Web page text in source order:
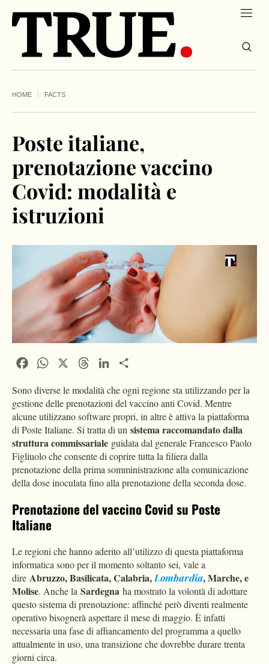
HOME FACTS
Poste italiane,
prenotazione vaccino
Covid: modalità e
istruzioni
FacebookWhatsApp ThreadsLinkedIn
Sono diverse le modalità che ogni regione sta utilizzando per la
gestione delle prenotazioni del vaccino anti Covid. Mentre
alcune utilizzano software propri, in altre è attiva la piattaforma
di Poste Italiane. Si tratta di un sistema raccomandato dalla
struttura commissariale guidata dal generale Francesco Paolo
Figliuolo che consente di coprire tutta la filiera dalla
prenotazione della prima somministrazione alla comunicazione
della dose inoculata fino alla prenotazione della seconda dose.
Prenotazione del vaccino Covid su Poste
Italiane
Le regioni che hanno aderito all’utilizzo di questa piattaforma
informatica sono per il momento soltanto sei, vale a
dire Abruzzo, Basilicata, Calabria, Lombardia, Marche, e
Molise. Anche la Sardegna ha mostrato la volontà di adottare
questo sistema di prenotazione: affinché però diventi realmente
operativo bisognerà aspettare il mese di maggio. È infatti
necessaria una fase di affiancamento del programma a quello
attualmente in uso, una transizione che dovrebbe durare trenta
giorni circa.